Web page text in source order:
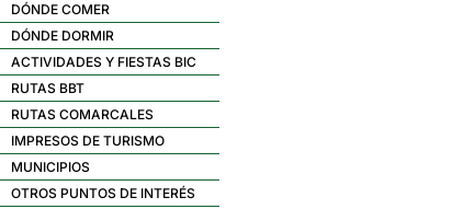
DÓNDE COMER
DÓNDE DORMIR
ACTIVIDADES Y FIESTAS BIC
RUTAS BBT
RUTAS COMARCALES
IMPRESOS DE TURISMO
MUNICIPIOS
OTROS PUNTOS DE INTERÉS